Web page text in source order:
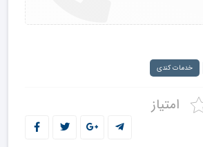
خدمات کندی
امتیاز